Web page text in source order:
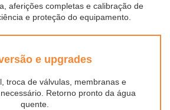
aferições completas e calibração de
e proteção do equipamento.
e upgrades
troca de válvulas, membranas e
Retorno pronto da água
quente.